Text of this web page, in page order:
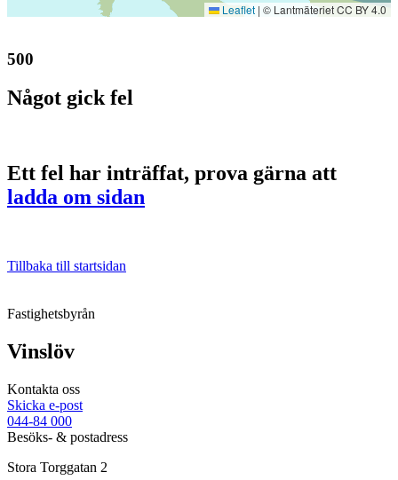
Leaflet | © Lantmäteriet CC BY 4.0
500
Något gick fel
Ett fel har inträffat, prova gärna att
ladda om sidan
Tillbaka till startsidan
Fastighetsbyrån
Vinslöv
Kontakta oss
Skicka e-post
044-84 000
Besöks- & postadress
Stora Torggatan 2